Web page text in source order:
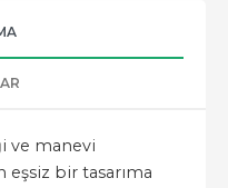
ve manevi
eşsiz bir tasarıma